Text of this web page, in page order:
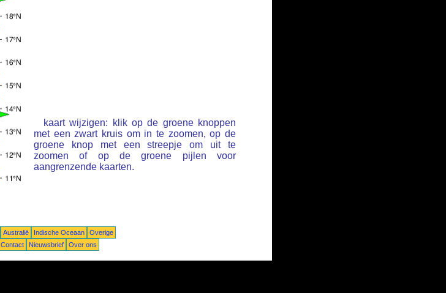
kaart wijzigen: klik op de groene knoppen
met een zwart kruis om in te zoomen, op de
groene knop met een streepje om uit te
zoomen of op de groene pijlen voor
aangrenzende kaarten.
Australië Indische Oceaan
Overige
Contact Nieuwsbrief Over ons